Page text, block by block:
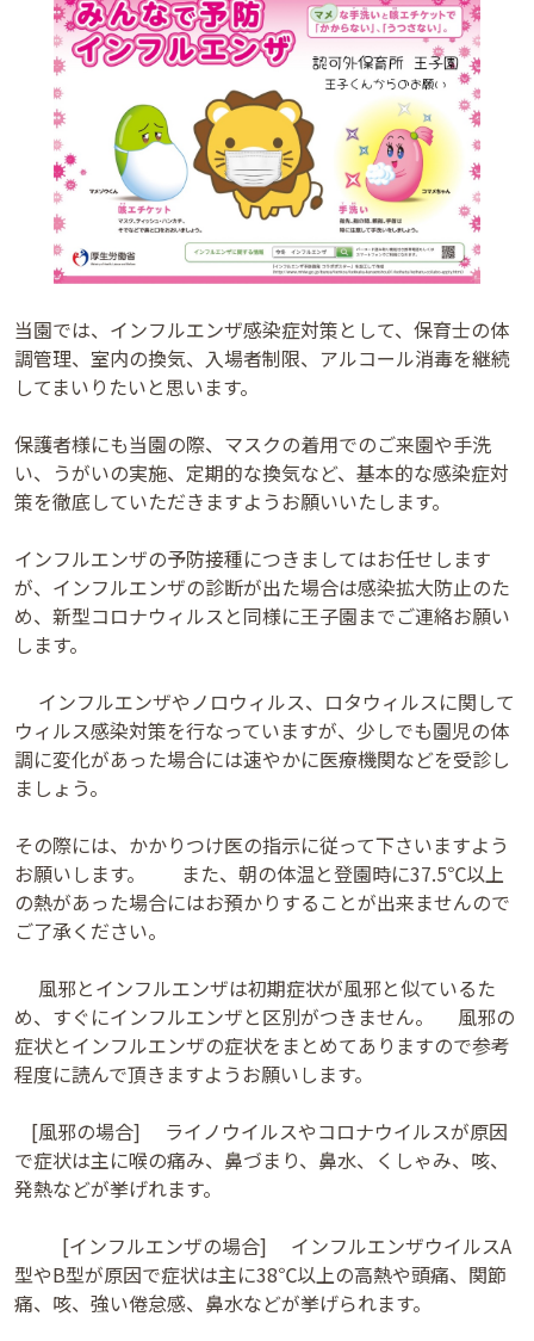
当園では、インフルエンザ感染症対策として、保育士の体
調管理、室内の換気、入場者制限、アルコール消毒を継続
してまいりたいと思います。
保護者様にも当園の際、マスクの着用でのご来園や手洗
い、うがいの実施、定期的な換気など、基本的な感染症対
策を徹底していただきますようお願いいたします。
インフルエンザの予防接種につきましてはお任せします
が、インフルエンザの診断が出た場合は感染拡大防止のた
め、新型コロナウィルスと同様に王子園までご連絡お願い
します。
インフルエンザやノロウィルス、ロタウィルスに関して
ウィルス感染対策を行なっていますが、少しでも園児の体
調に変化があった場合には速やかに医療機関などを受診し
ましょう。
その際には、かかりつけ医の指示に従って下さいますよう
お願いします。 また、朝の体温と登園時に37.5℃以上
の熱があった場合にはお預かりすることが出来ませんので
ご了承ください。
風邪とインフルエンザは初期症状が風邪と似ているた
め、すぐにインフルエンザと区別がつきません。 風邪の
症状とインフルエンザの症状をまとめてありますので参考
程度に読んで頂きますようお願いします。
[風邪の場合] ライノウイルスやコロナウイルスが原因
で症状は主に喉の痛み、鼻づまり、鼻水、くしゃみ、咳、
発熱などが挙げれます。
[インフルエンザの場合] インフルエンザウイルスA
型やB型が原因で症状は主に38℃以上の高熱や頭痛、関節
痛、咳、強い倦怠感、鼻水などが挙げられます。